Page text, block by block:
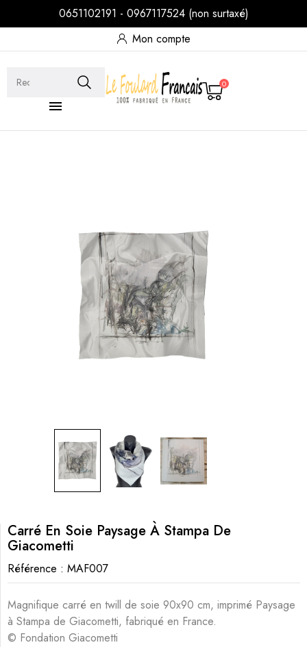
0651102191 - 0967117524 (non surtaxé)
Mon compte

0
Carré En Soie Paysage À Stampa De
Giacometti
Référence : MAF007
Magnifique carré en twill de soie 90x90 cm, imprimé Paysage
à Stampa de Giacometti, fabriqué en France.
© Fondation Giacometti